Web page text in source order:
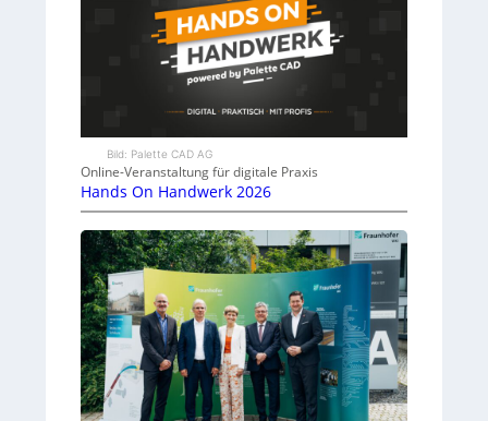
Bild: Palette CAD AG
Online-Veranstaltung für digitale Praxis
Hands On Handwerk 2026